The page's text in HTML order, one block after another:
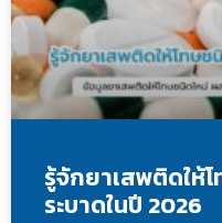
รู้จักยาเสพติดให้
ระบาดในปี 2026